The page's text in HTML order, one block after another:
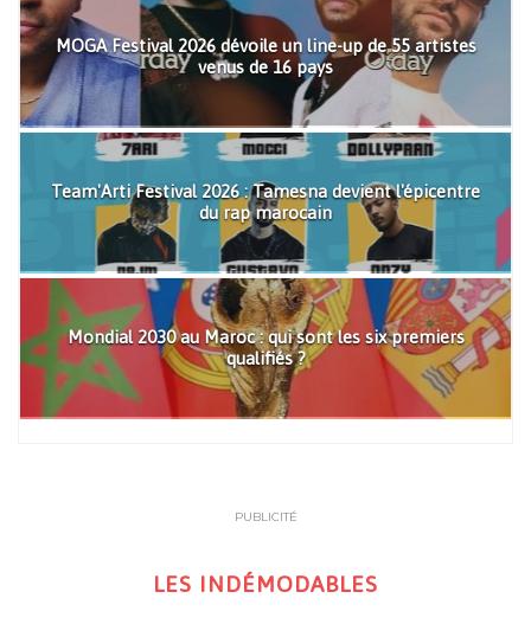
MOGA Festival 2026 dévoile un line-up de 55 artistes
venus de 16 pays
Team'Arti Festival 2026 : Tamesna devient l'épicentre
du rap marocain
Mondial 2030 au Maroc : qui sont les six premiers
qualifiés ?
PUBLICITÉ
LES INDÉMODABLES